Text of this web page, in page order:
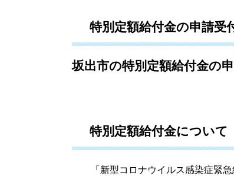
特別定額給付金の申請受
坂出市の特別定額給付金の
特別定額給付金について
「新型コロナウイルス感染症緊急